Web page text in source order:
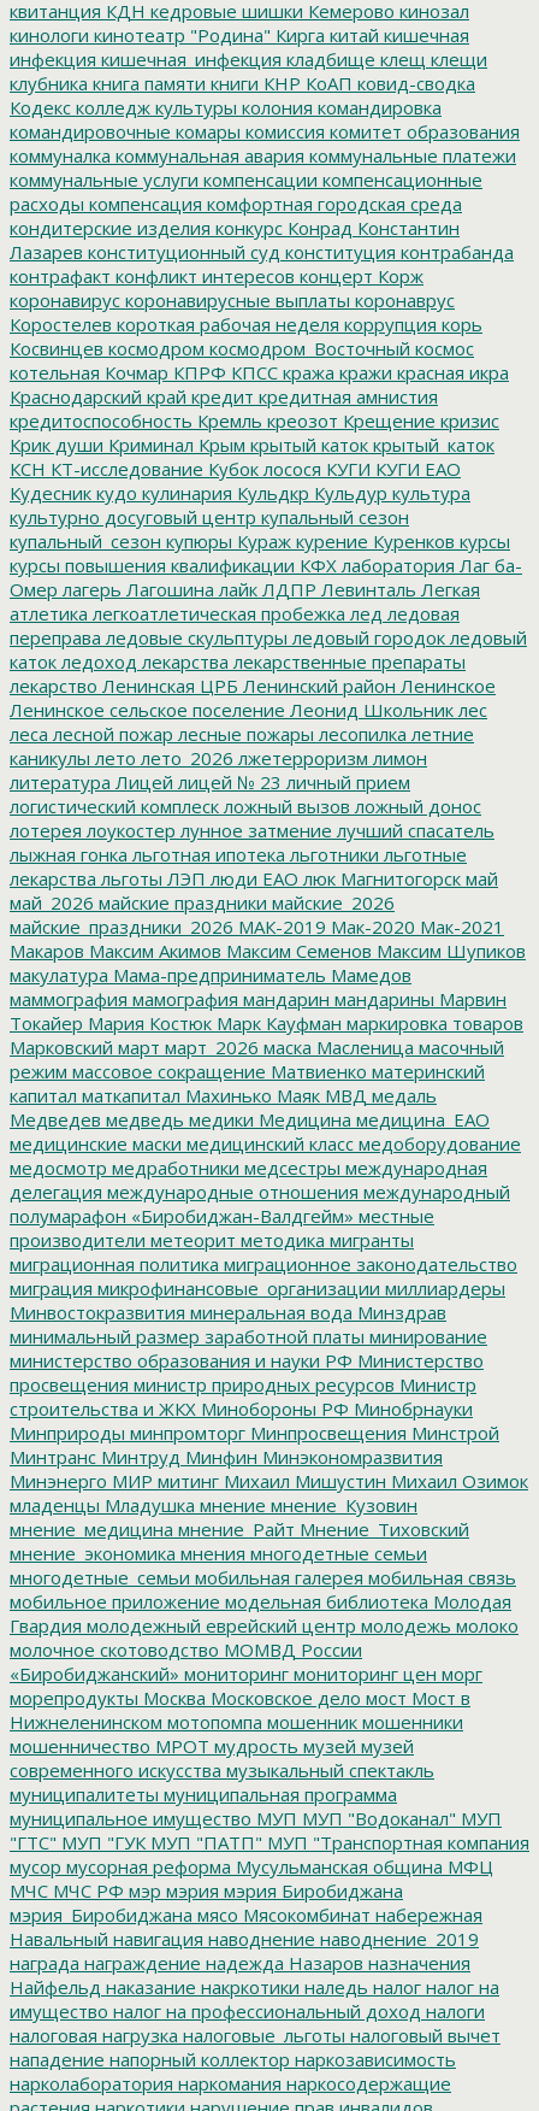
квитанция КДН кедровые шишки Кемерово кинозал
кинологи кинотеатр "Родина" Кирга китай кишечная
инфекция кишечная_инфекция кладбище клещ клещи
клубника книга памяти книги КНР КоАП ковид-сводка
Кодекс колледж культуры колония командировка
командировочные комары комиссия комитет образования
коммуналка коммунальная авария коммунальные платежи
коммунальные услуги компенсации компенсационные
расходы компенсация комфортная городская среда
кондитерские изделия конкурс Конрад Константин
Лазарев конституционный суд конституция контрабанда
контрафакт конфликт интересов концерт Корж
коронавирус коронавирусные выплаты коронаврус
Коростелев короткая рабочая неделя коррупция корь
Косвинцев космодром космодром_Восточный космос
котельная Кочмар КПРФ КПСС кража кражи красная икра
Краснодарский край кредит кредитная амнистия
кредитоспособность Кремль креозот Крещение кризис
Крик души Криминал Крым крытый каток крытый_каток
КСН КТ-исследование Кубок лосося КУГИ КУГИ ЕАО
Кудесник кудо кулинария Кульдкр Кульдур культура
культурно досуговый центр купальный сезон
купальный_сезон купюры Кураж курение Куренков курсы
курсы повышения квалификации КФХ лаборатория Лаг ба-
Омер лагерь Лагошина лайк ЛДПР Левинталь Легкая
атлетика легкоатлетическая пробежка лед ледовая
переправа ледовые скульптуры ледовый городок ледовый
каток ледоход лекарства лекарственные препараты
лекарство Ленинская ЦРБ Ленинский район Ленинское
Ленинское сельское поселение Леонид Школьник лес
леса лесной пожар лесные пожары лесопилка летние
каникулы лето лето_2026 лжетерроризм лимон
литература Лицей лицей № 23 личный прием
логистический комплеск ложный вызов ложный донос
лотерея лоукостер лунное затмение лучший спасатель
лыжная гонка льготная ипотека льготники льготные
лекарства льготы ЛЭП люди ЕАО люк Магнитогорск май
май_2026 майские праздники майские_2026
майские_праздники_2026 МАК-2019 Мак-2020 Мак-2021
Макаров Максим Акимов Максим Семенов Максим Шупиков
макулатура Мама-предприниматель Мамедов
маммография мамография мандарин мандарины Марвин
Токайер Мария Костюк Марк Кауфман маркировка товаров
Марковский март март_2026 маска Масленица масочный
режим массовое сокращение Матвиенко материнский
капитал маткапитал Махинько Маяк МВД медаль
Медведев медведь медики Медицина медицина_ЕАО
медицинские маски медицинский класс медоборудование
медосмотр медработники медсестры международная
делегация международные отношения международный
полумарафон «Биробиджан-Валдгейм» местные
производители метеорит методика мигранты
миграционная политика миграционное законодательство
миграция микрофинансовые_организации миллиардеры
Минвостокразвития минеральная вода Минздрав
минимальный размер заработной платы минирование
министерство образования и науки РФ Министерство
просвещения министр природных ресурсов Министр
строительства и ЖКХ Минобороны РФ Минобрнауки
Минприроды минпромторг Минпросвещения Минстрой
Минтранс Минтруд Минфин Минэкономразвития
Минэнерго МИР митинг Михаил Мишустин Михаил Озимок
младенцы Младушка мнение мнение_Кузовин
мнение_медицина мнение_Райт Мнение_Тиховский
мнение_экономика мнения многодетные семьи
многодетные_семьи мобильная галерея мобильная связь
мобильное приложение модельная библиотека Молодая
Гвардия молодежный еврейский центр молодежь молоко
молочное скотоводство МОМВД России
«Биробиджанский» мониторинг мониторинг цен морг
морепродукты Москва Московское дело мост Мост в
Нижнеленинском мотопомпа мошенник мошенники
мошенничество МРОТ мудрость музей музей
современного искусства музыкальный спектакль
муниципалитеты муниципальная программа
муниципальное имущество МУП МУП "Водоканал" МУП
"ГТС" МУП "ГУК МУП "ПАТП" МУП "Транспортная компания
мусор мусорная реформа Мусульманская община МФЦ
МЧС МЧС РФ мэр мэрия мэрия Биробиджана
мэрия_Биробиджана мясо Мясокомбинат набережная
Навальный навигация наводнение наводнение_2019
награда награждение надежда Назаров назначения
Найфельд наказание накркотики наледь налог налог на
имущество налог на профессиональный доход налоги
налоговая нагрузка налоговые_льготы налоговый вычет
нападение напорный коллектор наркозависимость
нарколаборатория наркомания наркосодержащие